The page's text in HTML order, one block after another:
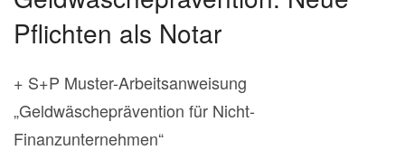
Pflichten als Notar
+ S+P Muster-Arbeitsanweisung
„Geldwäscheprävention für Nicht-
Finanzunternehmen“